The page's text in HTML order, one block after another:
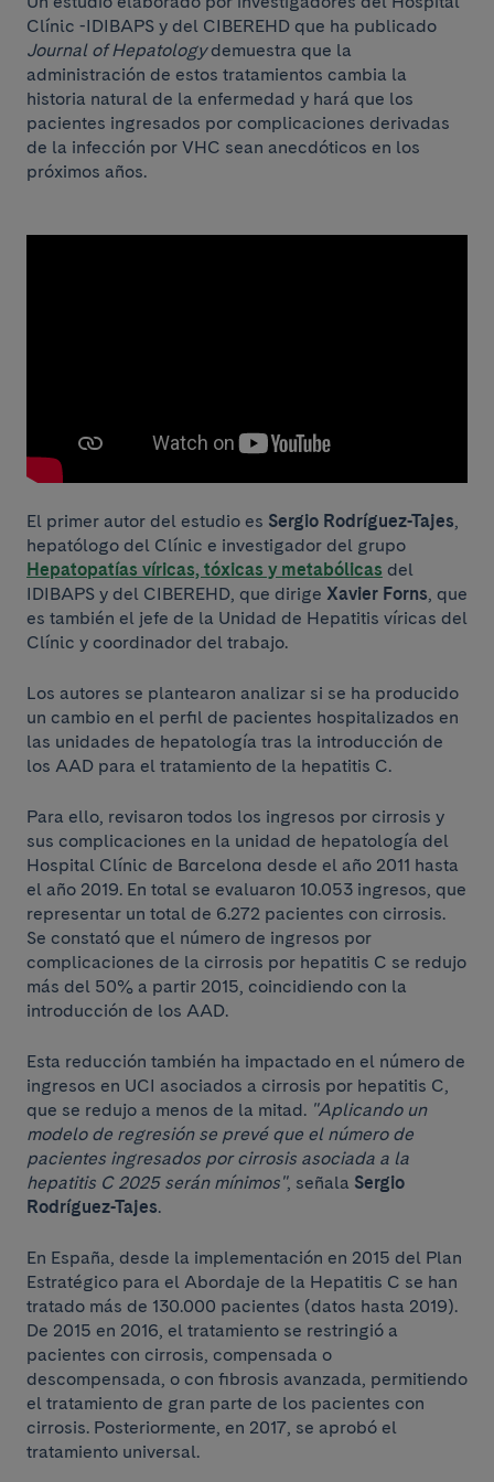
Clínic -IDIBAPS y del CIBEREHD que ha publicado
Journal of Hepatologydemuestra que la
administración de estos tratamientos cambia la
historia natural de la enfermedad y hará que los
pacientes ingresados ​​por complicaciones derivadas
de la infección por VHC sean anecdóticos en los
próximos años.
El primer autor del estudio es Sergio Rodríguez-Tajes,
hepatólogo del Clínic e investigador del grupo
Hepatopatías víricas, tóxicas y metabólicas del
IDIBAPS y del CIBEREHD, que dirige Xavier Forns, que
es también el jefe de la Unidad de Hepatitis víricas del
Clínic y coordinador del trabajo.
Los autores se plantearon analizar si se ha producido
un cambio en el perfil de pacientes hospitalizados en
las unidades de hepatología tras la introducción de
los AAD para el tratamiento de la hepatitis C.
Para ello, revisaron todos los ingresos por cirrosis y
sus complicaciones en la unidad de hepatología del
Hospital Clínic de Barcelona desde el año 2011 hasta
el año 2019. En total se evaluaron 10.053 ingresos, que
representar un total de 6.272 pacientes con cirrosis.
Se constató que el número de ingresos por
complicaciones de la cirrosis por hepatitis C se redujo
más del 50% a partir 2015, coincidiendo con la
introducción de los AAD.
Esta reducción también ha impactado en el número de
ingresos en UCI asociados a cirrosis por hepatitis C,
que se redujo a menos de la mitad. "Aplicando un
modelo de regresión se prevé que el número de
pacientes ingresados ​​por cirrosis asociada a la
hepatitis C 2025 serán mínimos", señala Sergio
Rodríguez-Tajes.
En España, desde la implementación en 2015 del Plan
Estratégico para el Abordaje de la Hepatitis C se han
tratado más de 130.000 pacientes (datos hasta 2019).
De 2015 en 2016, el tratamiento se restringió a
pacientes con cirrosis, compensada o
descompensada, o con fibrosis avanzada, permitiendo
el tratamiento de gran parte de los pacientes con
cirrosis. Posteriormente, en 2017, se aprobó el
tratamiento universal.